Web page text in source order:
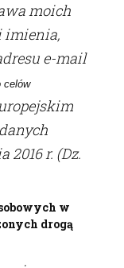
moich
imienia,
e-mail
celów
r. (Dz.
w
drogą